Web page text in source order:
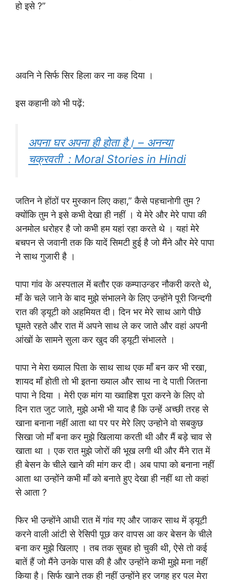
हो इसे ?”
अवनि ने सिर्फ सिर हिला कर ना कह दिया ।
इस कहानी को भी पढ़ें:
अपना घर अपना ही होता है। – अनन्या
चक्रवती : Moral Stories in Hindi
जतिन ने होंठों पर मुस्कान लिए कहा,” कैसे पहचानोगी तुम ?
क्योंकि तुम ने इसे कभी देखा ही नहीं । ये मेरे और मेरे पापा की
अनमोल धरोहर है जो कभी हम यहां रहा करते थे । यहां मेरे
बचपन से जवानी तक कि यादें सिमटी हुई है जो मैंने और मेरे पापा
ने साथ गुजारी है ।
पापा गांव के अस्पताल में बतौर एक कम्पाउन्डर नौकरी करते थे,
मॉं के चले जाने के बाद मुझे संभालने के लिए उन्होंने पूरी जिन्दगी
रात की ड्यूटी को अहमियत दी। दिन भर मेरे साथ आगे पीछे
घूमते रहते और रात में अपने साथ ले कर जाते और वहां अपनी
आंखों के सामने सुला कर खुद की ड्यूटी संभालते ।
पापा ने मेरा ख्याल पिता के साथ साथ एक मॉं बन कर भी रखा,
शायद मॉं होती तो भी इतना ख्याल और साथ ना दे पाती जितना
पापा ने दिया । मेरी एक मांग या ख्वाहिश पूरा करने के लिए वो
दिन रात जुट जाते, मुझे अभी भी याद है कि उन्हें अच्छी तरह से
खाना बनाना नहीं आता था पर पर मेरे लिए उन्होने वो सबकुछ
सिखा जो मॉं बना कर मुझे खिलाया करती थी और मैं बड़े चाव से
खाता था । एक रात मुझे जोरों की भूख लगी थी और मैंने रात में
ही बेसन के चीले खाने की मांग कर दी। अब पापा को बनाना नहीं
आता था उन्होंने कभी मॉं को बनाते हुए देखा ही नहीं था तो कहां
से आता ?
फिर भी उन्होंने आधी रात में गांव गए और जाकर साथ में ड्यूटी
करने वाली आंटी से रेसिपी पूछ कर वापस आ कर बेसन के चीले
बना कर मुझे खिलाए । तब तक सुबह हो चुकी थी, ऐसे तो कई
बातें हैं जो मैंने उनके पास की है और उन्होंने कभी मुझे मना नहीं
किया है। सिर्फ खाने तक ही नहीं उन्होंने हर जगह हर पल मेरा